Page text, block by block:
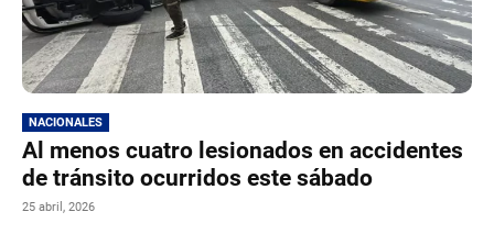
NACIONALES
Al menos cuatro lesionados en accidentes
de tránsito ocurridos este sábado
25 abril, 2026